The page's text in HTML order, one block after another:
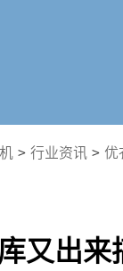
> 行业资讯 > 优
又出来